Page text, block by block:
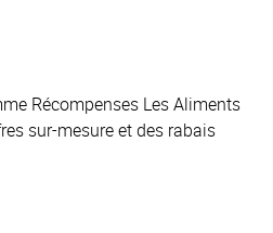
Récompenses Les Aliments
sur-mesure et des rabais